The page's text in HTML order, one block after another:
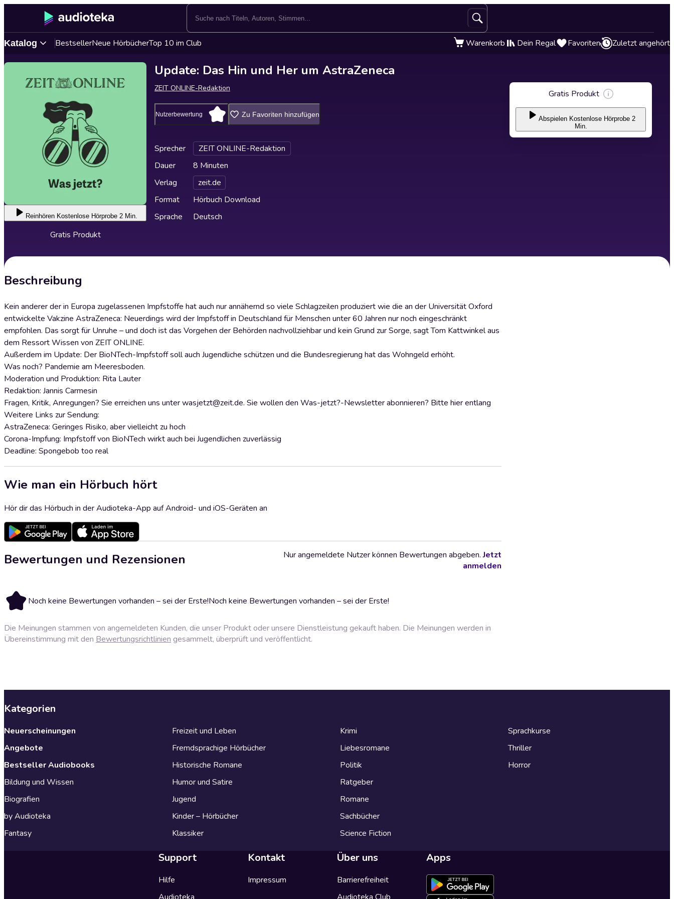
Katalog BestsellerNeue HörbücherTop 10 im Club Warenkorb Dein Regal Favoriten Zuletzt angehört
Reinhören Kostenlose Hörprobe 2 Min.
Gratis Produkt
Update: Das Hin und Her um AstraZeneca
ZEIT ONLINE-Redaktion
Nutzerbewertung Zu Favoriten hinzufügen
Sprecher
ZEIT ONLINE-Redaktion
Dauer
8 Minuten
Verlag
zeit.de
Format
Hörbuch Download
Sprache
Deutsch
Beschreibung
Kein anderer der in Europa zugelassenen Impfstoffe hat auch nur annähernd so viele Schlagzeilen produziert wie die an der Universität Oxford
entwickelte Vakzine AstraZeneca: Neuerdings wird der Impfstoff in Deutschland für Menschen unter 60 Jahren nur noch eingeschränkt
empfohlen. Das sorgt für Unruhe – und doch ist das Vorgehen der Behörden nachvollziehbar und kein Grund zur Sorge, sagt Tom Kattwinkel aus
dem Ressort Wissen von ZEIT ONLINE.
Außerdem im Update: Der BioNTech-Impfstoff soll auch Jugendliche schützen und die Bundesregierung hat das Wohngeld erhöht.
Was noch? Pandemie am Meeresboden.
Moderation und Produktion: Rita Lauter
Redaktion: Jannis Carmesin
Fragen, Kritik, Anregungen? Sie erreichen uns unter wasjetzt@zeit.de. Sie wollen den Was-jetzt?-Newsletter abonnieren? Bitte hier entlang
Weitere Links zur Sendung:
AstraZeneca: Geringes Risiko, aber vielleicht zu hoch
Corona-Impfung: Impfstoff von BioNTech wirkt auch bei Jugendlichen zuverlässig
Deadline: Spongebob too real
Wie man ein Hörbuch hört
Hör dir das Hörbuch in der Audioteka-App auf Android- und iOS-Geräten an
Bewertungen und Rezensionen
Noch keine Bewertungen vorhanden – sei der Erste!Noch keine Bewertungen vorhanden – sei der Erste!
Nur angemeldete Nutzer können Bewertungen abgeben.Jetzt
anmelden
Die Meinungen stammen von angemeldeten Kunden, die unser Produkt oder unsere Dienstleistung gekauft haben. Die Meinungen werden in
Übereinstimmung mit den Bewertungsrichtlinien gesammelt, überprüft und veröffentlicht.
Gratis Produkt
Abspielen Kostenlose Hörprobe 2
Min.
Kategorien
Neuerscheinungen
Angebote
Bestseller Audiobooks
Bildung und Wissen
Biografien
by Audioteka
Fantasy
Freizeit und Leben
Fremdsprachige Hörbücher
Historische Romane
Humor und Satire
Jugend
Kinder – Hörbücher
Klassiker
Krimi
Liebesromane
Politik
Ratgeber
Romane
Sachbücher
Science Fiction
Sprachkurse
Thriller
Horror
Support
Hilfe
Kontakt
Impressum
Über uns
Barrierefreiheit
Apps